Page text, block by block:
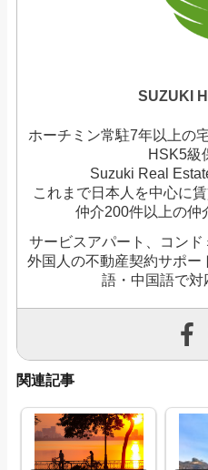
SUZUKI
ホーチミン常駐7年以上の
HSK5級
Suzuki Real
これまで日本人を中心に
仲介200件以上の仲
サービスアパート、コンド
外国人の不動産契約サポー
語・中国語で対
関連記事